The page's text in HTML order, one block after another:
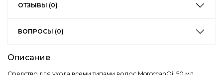
ОТЗЫВЫ (0)
ВОПРОСЫ (0)
Описание